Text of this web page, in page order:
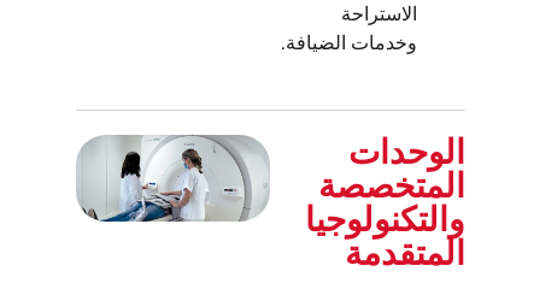
الاستراحة
وخدمات الضيافة.
الوحدات
المتخصصة
والتكنولوجيا
المتقدمة